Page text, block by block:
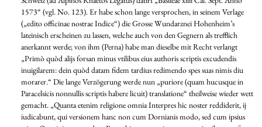
1573“ (vgl. No. 123). Er habe schon lange versprochen, in seinem Verlage
(„edito officinae nostrae Indice“) die Grosse Wundarznei Hohenheim’s
lateinisch erscheinen zu lassen, welche auch von den Gegnern als trefflich
anerkannt werde; von ihm (Perna) habe man dieselbe mit Recht verlangt
„Primò quòd alijs forsan minus vtilibus eius authoris scriptis excudendis
inuigilarem: dein quòd datam fidem tardius redimendo spes suas nimis diu
morarer.“ Die lange Verzögerung werde nun „puriore (quam hucusque in
Paracelsicis nonnullis scriptis habere licuit) translatione“ theilweise wieder wett
gemacht. „Quanta etenim religione omnia Interpres hic noster reddiderit, ij
iudicabunt, qui versionem hanc non cum Dornianis modo, sed cum ipsius